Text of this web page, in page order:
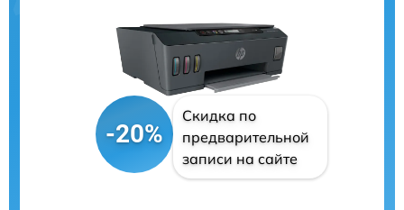
-20%
Скидка по
предварительной
записи на сайте